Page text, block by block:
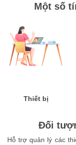
Một số
Thiết bị
Đối
Hỗ trợ quản lý các